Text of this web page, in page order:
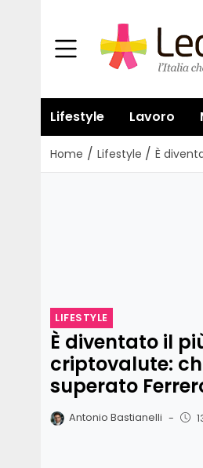
Lifestyle Lavoro
Home / Lifestyle / È
LIFESTYLE
È diventato il
criptovalute:
superato
Antonio Bastianelli -